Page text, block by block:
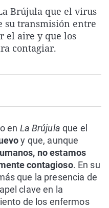
La rosa de los vientos
Gente viajera
Como el perro y el
Caso
Retornados
Equipo de
Extremadura
Galicia
La Rioja
Virales
Televisión
Elecciones
Brújula que el virus
su transmisión entre
el aire y que los
contagiar.
en La Brújula que el
y que, aunque
no estamos
contagioso. En su
que la presencia de
clave en la
de los enfermos